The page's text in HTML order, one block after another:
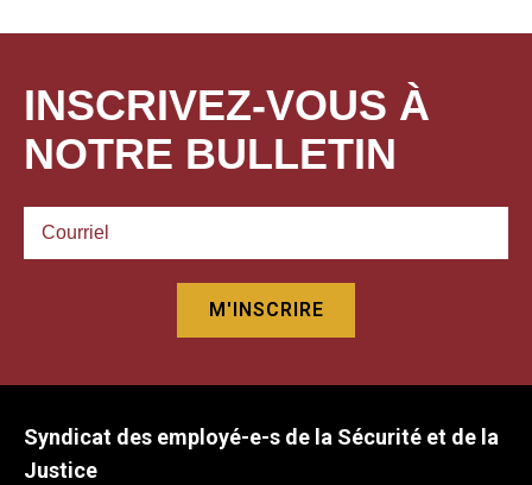
INSCRIVEZ-VOUS À
NOTRE BULLETIN
Syndicat des employé-e-s de la Sécurité et de la
Justice